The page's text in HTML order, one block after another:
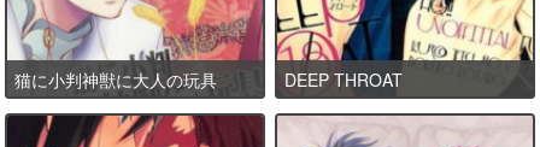
猫に小判神獣に大人の玩具 DEEP THROAT